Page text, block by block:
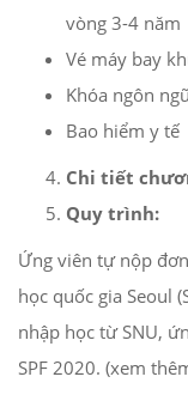
vòng 3-4 năm
Vé máy bay
Khóa ngôn
Bao hiểm y tế
Chi tiết
Quy trình:
Ứng viên tự nộp
học quốc gia Seoul
nhập học từ SNU,
SPF 2020. (xem